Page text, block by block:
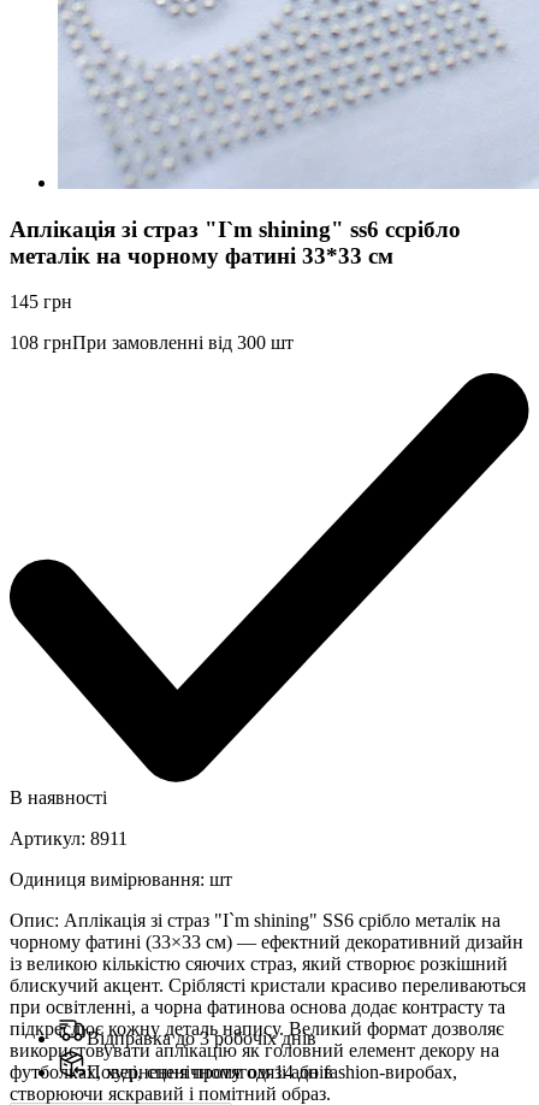
Аплікація зі страз "I`m shining" ss6 cсрібло
металік на чорному фатині 33*33 см
145 грн
108 грнПри замовленні від 300 шт
В наявності
Артикул: 8911
Одиниця вимірювання: шт
Опис: Аплікація зі страз "I`m shining" SS6 срібло металік на
чорному фатині (33×33 см) — ефектний декоративний дизайн
із великою кількістю сяючих страз, який створює розкішний
блискучий акцент. Сріблясті кристали красиво переливаються
при освітленні, а чорна фатинова основа додає контрасту та
підкреслює кожну деталь напису. Великий формат дозволяє
використовувати аплікацію як головний елемент декору на
футболках, худі, сценічному одязі або fashion-виробах,
створюючи яскравий і помітний образ.
Відправка до 3 робочіх днів
Повернення протягом 14 днів